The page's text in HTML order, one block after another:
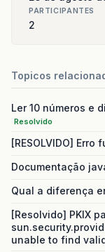
PARTICIPANTES
2
Topicos
Ler 10 números e
Resolvido
[RESOLVIDO]
Documentação
Qual a diferença
[Resolvido] PKIX
unable to find